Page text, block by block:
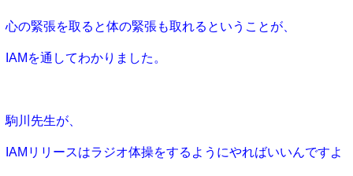
心の緊張を取ると体の緊張も取れるということが、
IAMを通してわかりました。
駒川先生が、
IAMリリースはラジオ体操をするようにやればいいんですよ